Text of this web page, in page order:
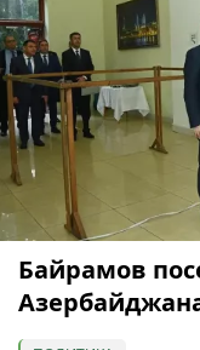
Байрамов